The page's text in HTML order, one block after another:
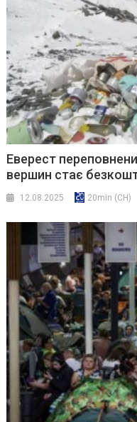
Еверест
вершин стає
12.08.2025 20min (CH)